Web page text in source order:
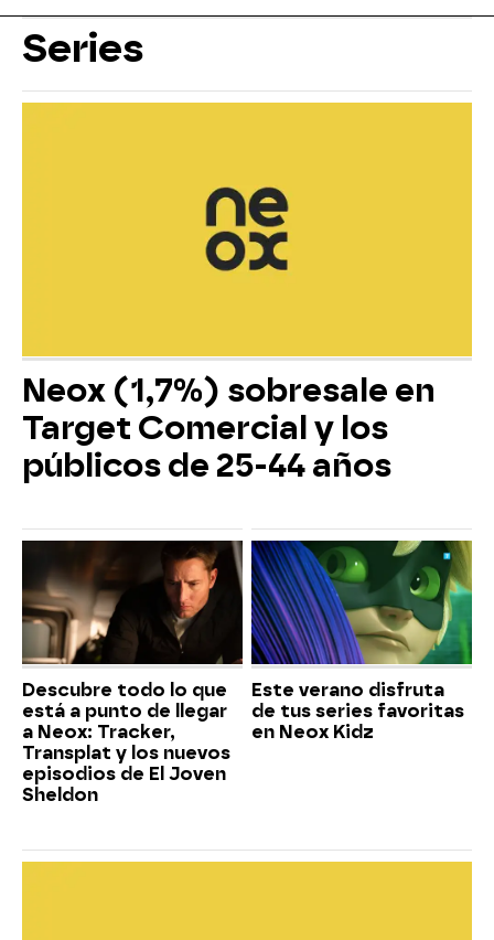
Series
Neox (1,7%) sobresale en
Target Comercial y los
públicos de 25-44 años
Descubre todo lo que
está a punto de llegar
a Neox: Tracker,
Transplat y los nuevos
episodios de El Joven
Sheldon
Este verano disfruta
de tus series favoritas
en Neox Kidz